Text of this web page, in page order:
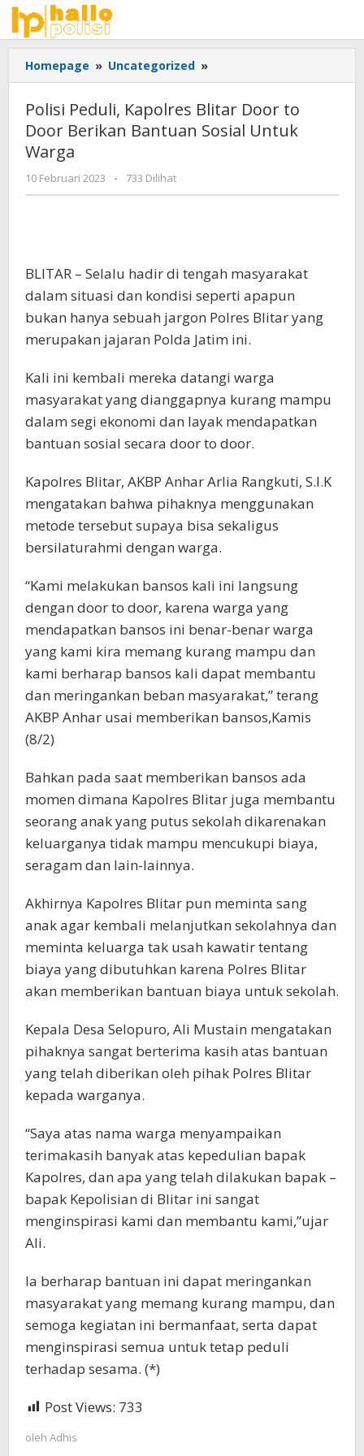
Lewati
konten
Homepage » Uncategorized »
Peduli,
Blitar
Door
Bantuan
Polisi Peduli, Kapolres Blitar Door to
Door Berikan Bantuan Sosial Untuk
Warga
10 Februari 2023
oleh
Adhis
- 733 Dilihat
BLITAR – Selalu hadir di tengah masyarakat
dalam situasi dan kondisi seperti apapun
bukan hanya sebuah jargon Polres Blitar yang
merupakan jajaran Polda Jatim ini.
Kali ini kembali mereka datangi warga
masyarakat yang dianggapnya kurang mampu
dalam segi ekonomi dan layak mendapatkan
bantuan sosial secara door to door.
Kapolres Blitar, AKBP Anhar Arlia Rangkuti, S.I.K
mengatakan bahwa pihaknya menggunakan
metode tersebut supaya bisa sekaligus
bersilaturahmi dengan warga.
“Kami melakukan bansos kali ini langsung
dengan door to door, karena warga yang
mendapatkan bansos ini benar-benar warga
yang kami kira memang kurang mampu dan
kami berharap bansos kali dapat membantu
dan meringankan beban masyarakat,” terang
AKBP Anhar usai memberikan bansos,Kamis
(8/2)
Bahkan pada saat memberikan bansos ada
momen dimana Kapolres Blitar juga membantu
seorang anak yang putus sekolah dikarenakan
keluarganya tidak mampu mencukupi biaya,
seragam dan lain-lainnya.
Akhirnya Kapolres Blitar pun meminta sang
anak agar kembali melanjutkan sekolahnya dan
meminta keluarga tak usah kawatir tentang
biaya yang dibutuhkan karena Polres Blitar
akan memberikan bantuan biaya untuk sekolah.
Kepala Desa Selopuro, Ali Mustain mengatakan
pihaknya sangat berterima kasih atas bantuan
yang telah diberikan oleh pihak Polres Blitar
kepada warganya.
“Saya atas nama warga menyampaikan
terimakasih banyak atas kepedulian bapak
Kapolres, dan apa yang telah dilakukan bapak –
bapak Kepolisian di Blitar ini sangat
menginspirasi kami dan membantu kami,”ujar
Ali.
Ia berharap bantuan ini dapat meringankan
masyarakat yang memang kurang mampu, dan
semoga kegiatan ini bermanfaat, serta dapat
menginspirasi semua untuk tetap peduli
terhadap sesama. (*)
Post Views: 733
oleh Adhis